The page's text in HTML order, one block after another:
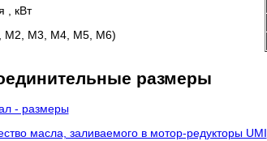
, кВт
M3, M4, M5, M6)
размеры
- размеры
масла, заливаемого в мотор-редукторы UMI